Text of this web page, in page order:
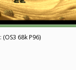
: (OS3 68k P96)